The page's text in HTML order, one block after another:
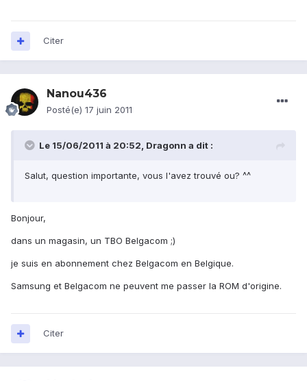
Citer
Nanou436
Posté(e) 17 juin 2011
Le 15/06/2011 à 20:52, Dragonn a dit :
Salut, question importante, vous l'avez trouvé ou? ^^
Bonjour,
dans un magasin, un TBO Belgacom ;)
je suis en abonnement chez Belgacom en Belgique.
Samsung et Belgacom ne peuvent me passer la ROM d'origine.
Citer